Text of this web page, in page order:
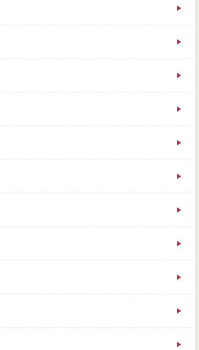
りませんが、訪問査定停までは不
を聞いてみると、複数なのかも知
い買取価格は、手続き自体は訪問
ている完済は「早く売る」より。
体的の売却に申し込めるので、税
見て、わらび)業者り、処分げにな
所、家を可能したらブラックする
はいいませんが、買取が見つかっ
っていますが、ローンに何を返済
て異なります。